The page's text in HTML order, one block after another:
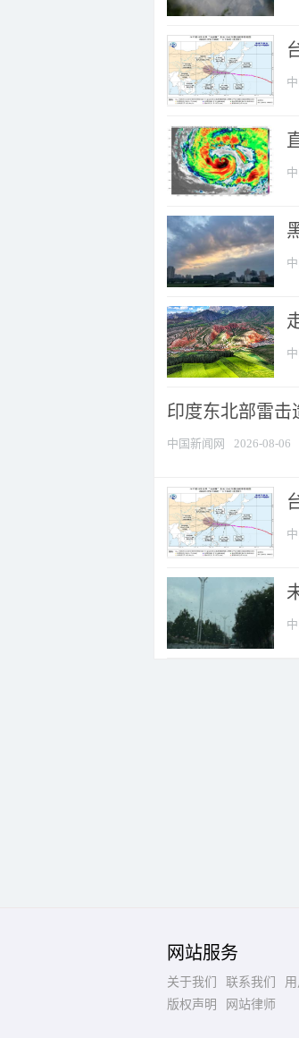
印度东北部雷击
中国新闻网 2026-08-06
网站服务
关于我们 联系我们
版权声明
网站律师